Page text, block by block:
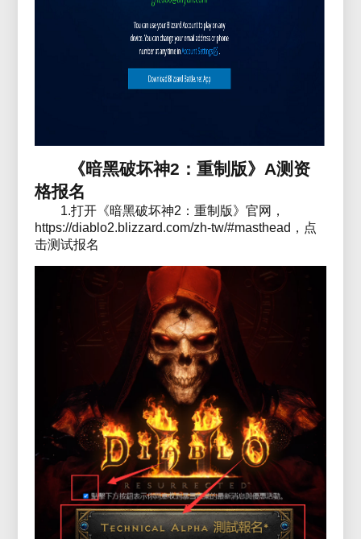
《暗黑破坏神2：重制版》A测资
格报名
1.打开《暗黑破坏神2：重制版》官网，
https://diablo2.blizzard.com/zh-tw/#masthead，点
击测试报名